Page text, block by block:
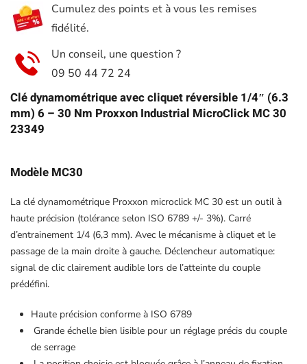
Proxxon
Industrial
23349
MicroClick
MC30
Cumulez des points et à vous les remises
fidélité.
Un conseil, une question ?
09 50 44 72 24
Clé dynamométrique avec cliquet réversible 1/4″ (6.3
mm) 6 – 30 Nm Proxxon Industrial MicroClick MC 30
23349
Modèle MC30
La clé dynamométrique Proxxon microclick MC 30 est un outil à
haute précision (tolérance selon ISO 6789 +/- 3%). Carré
d’entrainement 1/4 (6,3 mm). Avec le mécanisme à cliquet et le
passage de la main droite à gauche. Déclencheur automatique:
signal de clic clairement audible lors de l’atteinte du couple
prédéfini.
Haute précision conforme à ISO 6789
Grande échelle bien lisible pour un réglage précis du couple
de serrage